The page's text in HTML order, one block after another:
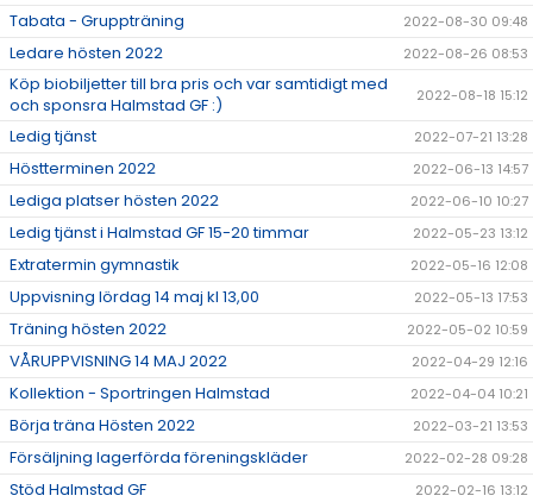
Tabata - Gruppträning 2022-08-30 09:48
Ledare hösten 2022 2022-08-26 08:53
Köp biobiljetter till bra pris och var samtidigt med
och sponsra Halmstad GF :)
2022-08-18 15:12
Ledig tjänst 2022-07-21 13:28
Höstterminen 2022 2022-06-13 14:57
Lediga platser hösten 2022 2022-06-10 10:27
Ledig tjänst i Halmstad GF 15-20 timmar 2022-05-23 13:12
Extratermin gymnastik 2022-05-16 12:08
Uppvisning lördag 14 maj kl 13,00 2022-05-13 17:53
Träning hösten 2022 2022-05-02 10:59
VÅRUPPVISNING 14 MAJ 2022 2022-04-29 12:16
Kollektion - Sportringen Halmstad 2022-04-04 10:21
Börja träna Hösten 2022 2022-03-21 13:53
Försäljning lagerförda föreningskläder 2022-02-28 09:28
Stöd Halmstad GF 2022-02-16 13:12